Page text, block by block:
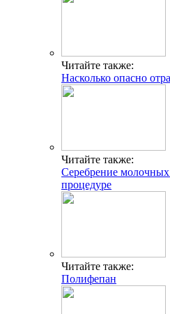
Читайте также:
Насколько опасно
Читайте также:
Серебрение молочных
процедуре
Читайте также:
Полифепан